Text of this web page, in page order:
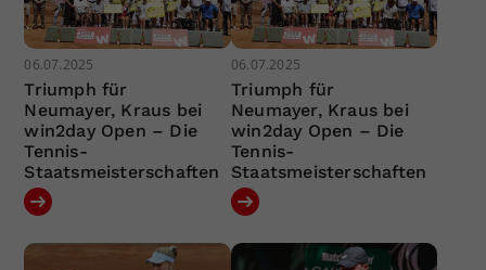
06.07.2025
Triumph für
Neumayer, Kraus bei
win2day Open – Die
Tennis-
Staatsmeisterschaften
06.07.2025
Triumph für
Neumayer, Kraus bei
win2day Open – Die
Tennis-
Staatsmeisterschaften